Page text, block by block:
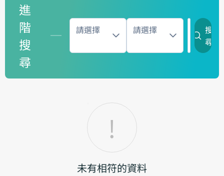
進
階
搜
尋
請選擇 請選擇
搜
尋
未有相符的資料